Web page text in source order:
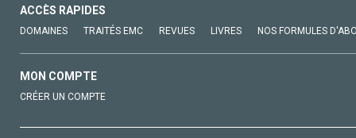
ACCÈS RAPIDES
DOMAINES TRAITÉS EMC REVUES LIVRES NOS FORMULES
MON COMPTE
CRÉER UN COMPTE